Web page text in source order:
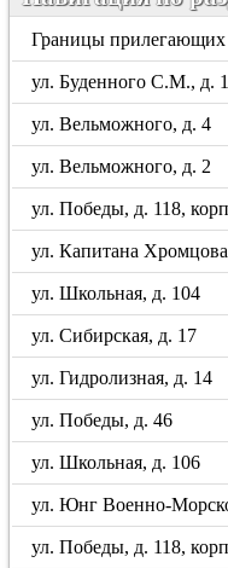
Границы прилегающих
ул. Буденного С.М., д.
ул. Вельможного, д. 4
ул. Вельможного, д. 2
ул. Победы, д. 118,
ул. Капитана
ул. Школьная, д. 104
ул. Сибирская, д. 17
ул. Гидролизная, д. 14
ул. Победы, д. 46
ул. Школьная, д. 106
ул. Юнг Военно-
ул. Победы, д. 118,